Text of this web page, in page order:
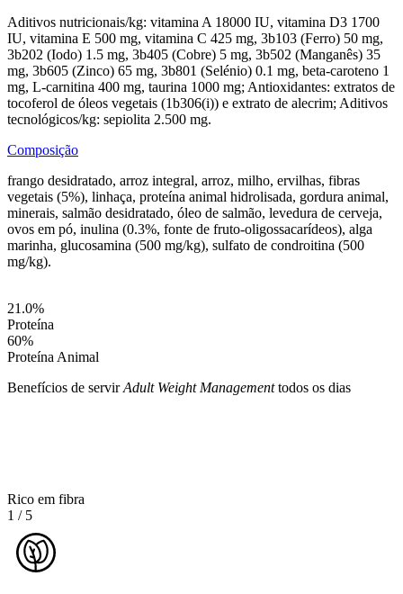
Aditivos nutricionais/kg: vitamina A 18000 IU, vitamina D3 1700
IU, vitamina E 500 mg, vitamina C 425 mg, 3b103 (Ferro) 50 mg,
3b202 (Iodo) 1.5 mg, 3b405 (Cobre) 5 mg, 3b502 (Manganês) 35
mg, 3b605 (Zinco) 65 mg, 3b801 (Selénio) 0.1 mg, beta-caroteno 1
mg, L-carnitina 400 mg, taurina 1000 mg; Antioxidantes: extratos de
tocoferol de óleos vegetais (1b306(i)) e extrato de alecrim; Aditivos
tecnológicos/kg: sepiolita 2.500 mg.
Composição
frango desidratado, arroz integral, arroz, milho, ervilhas, fibras
vegetais (5%), linhaça, proteína animal hidrolisada, gordura animal,
minerais, salmão desidratado, óleo de salmão, levedura de cerveja,
ovos em pó, inulina (0.3%, fonte de fruto-oligossacarídeos), alga
marinha, glucosamina (500 mg/kg), sulfato de condroitina (500
mg/kg).
21.0%
Proteína
60%
Proteína Animal
Benefícios de servirAdult Weight Managementtodos os dias
Rico em fibra
1 / 5